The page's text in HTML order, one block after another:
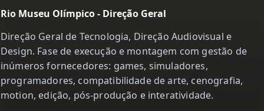
Rio Museu Olímpico - Direção Geral
Direção Geral de Tecnologia, Direção Audiovisual e
Design. Fase de execução e montagem com gestão de
inúmeros fornecedores: games, simuladores,
programadores, compatibilidade de arte, cenografia,
motion, edição, pós-produção e interatividade.